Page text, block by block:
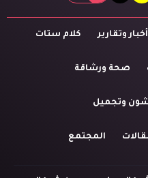
أخبار وتقارير كلام ستات
صحة ورشاقة
وتجميل
المجتمع